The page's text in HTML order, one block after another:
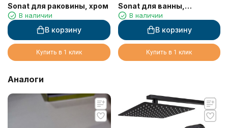
Sonat для раковины, хром
В наличии
В корзину
Купить в 1 клик
Sonat для ванны,
скрытого монтажа
В наличии
В корзину
Купить в 1 клик
Аналоги